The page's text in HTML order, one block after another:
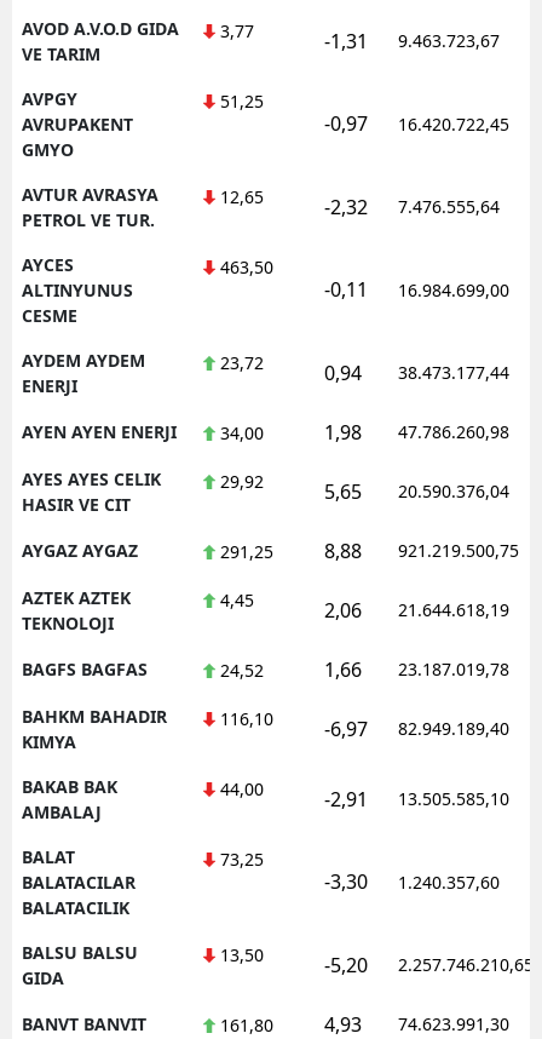
AVOD A.V.O.D GIDA
VE TARIM
3,77 -1,31 9.463.723,67
AVPGY
AVRUPAKENT
GMYO
51,25
-0,97 16.420.722,45
AVTUR AVRASYA
PETROL VE TUR.
12,65 -2,32 7.476.555,64
AYCES
ALTINYUNUS
CESME
463,50
-0,11 16.984.699,00
AYDEM AYDEM
ENERJI
23,72 0,94 38.473.177,44
AYEN AYEN ENERJI 34,00 1,98 47.786.260,98
AYES AYES CELIK
HASIR VE CIT
29,92 5,65 20.590.376,04
AYGAZ AYGAZ 291,25 8,88 921.219.500,75
AZTEK AZTEK
TEKNOLOJI
4,45 2,06 21.644.618,19
BAGFS BAGFAS 24,52 1,66 23.187.019,78
BAHKM BAHADIR
KIMYA
116,10 -6,97 82.949.189,40
BAKAB BAK
AMBALAJ
44,00 -2,91 13.505.585,10
BALAT
BALATACILAR
BALATACILIK
73,25
-3,30 1.240.357,60
BALSU BALSU
GIDA
13,50 -5,20 2.257.746.210,65
BANVT BANVIT 161,80 4,93 74.623.991,30